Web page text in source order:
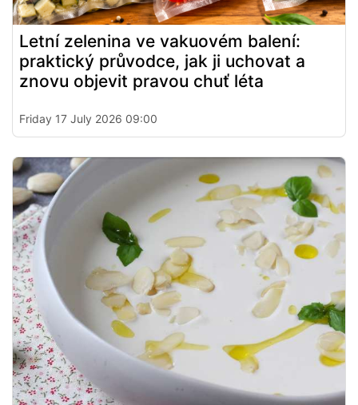
Letní zelenina ve vakuovém balení:
praktický průvodce, jak ji uchovat a
znovu objevit pravou chuť léta
Friday 17 July 2026 09:00